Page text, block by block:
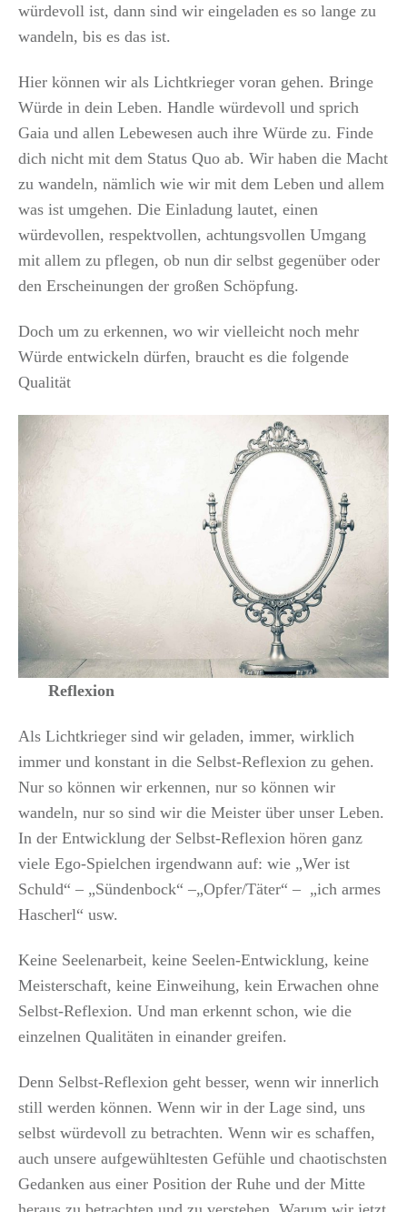
würdevoll ist, dann sind wir eingeladen es so lange zu
wandeln, bis es das ist.
Hier können wir als Lichtkrieger voran gehen. Bringe
Würde in dein Leben. Handle würdevoll und sprich
Gaia und allen Lebewesen auch ihre Würde zu. Finde
dich nicht mit dem Status Quo ab. Wir haben die Macht
zu wandeln, nämlich wie wir mit dem Leben und allem
was ist umgehen. Die Einladung lautet, einen
würdevollen, respektvollen, achtungsvollen Umgang
mit allem zu pflegen, ob nun dir selbst gegenüber oder
den Erscheinungen der großen Schöpfung.
Doch um zu erkennen, wo wir vielleicht noch mehr
Würde entwickeln dürfen, braucht es die folgende
Qualität
Reflexion
Als Lichtkrieger sind wir geladen, immer, wirklich
immer und konstant in die Selbst-Reflexion zu gehen.
Nur so können wir erkennen, nur so können wir
wandeln, nur so sind wir die Meister über unser Leben.
In der Entwicklung der Selbst-Reflexion hören ganz
viele Ego-Spielchen irgendwann auf: wie „Wer ist
Schuld“ – „Sündenbock“ –„Opfer/Täter“ – „ich armes
Hascherl“ usw.
Keine Seelenarbeit, keine Seelen-Entwicklung, keine
Meisterschaft, keine Einweihung, kein Erwachen ohne
Selbst-Reflexion. Und man erkennt schon, wie die
einzelnen Qualitäten in einander greifen.
Denn Selbst-Reflexion geht besser, wenn wir innerlich
still werden können. Wenn wir in der Lage sind, uns
selbst würdevoll zu betrachten. Wenn wir es schaffen,
auch unsere aufgewühltesten Gefühle und chaotischsten
Gedanken aus einer Position der Ruhe und der Mitte